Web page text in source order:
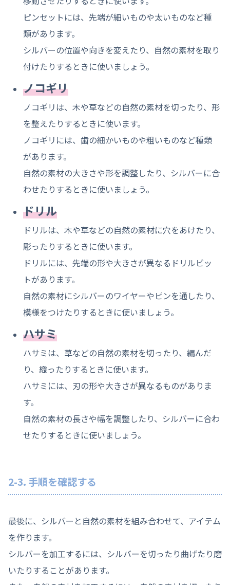
ピンセットには、先端が細いものや太いものなど種
類があります。
シルバーの位置や向きを変えたり、自然の素材を取り
付けたりするときに使いましょう。
ノコギリ
ノコギリは、木や草などの自然の素材を切ったり、形
を整えたりするときに使います。
ノコギリには、歯の細かいものや粗いものなど種類
があります。
自然の素材の大きさや形を調整したり、シルバーに合
わせたりするときに使いましょう。
ドリル
ドリルは、木や草などの自然の素材に穴をあけたり、
彫ったりするときに使います。
ドリルには、先端の形や大きさが異なるドリルビッ
トがあります。
自然の素材にシルバーのワイヤーやピンを通したり、
模様をつけたりするときに使いましょう。
ハサミ
ハサミは、草などの自然の素材を切ったり、編んだ
り、織ったりするときに使います。
ハサミには、刃の形や大きさが異なるものがありま
す。
自然の素材の長さや幅を調整したり、シルバーに合わ
せたりするときに使いましょう。
2-3. 手順を確認する
最後に、シルバーと自然の素材を組み合わせて、アイテム
を作ります。
シルバーを加工するには、シルバーを切ったり曲げたり磨
いたりすることがあります。